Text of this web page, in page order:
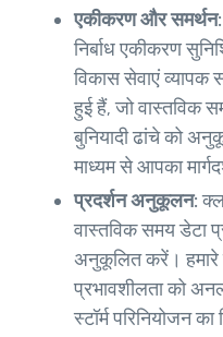
एकीकरण और
निर्बाध एकीकरण
विकास सेवाएं
हुई हैं, जो वास्तविक
बुनियादी ढांचे को
माध्यम से आपका
प्रदर्शन अनुकूलन:
वास्तविक समय डेटा
अनुकूलित करें। हमारे
प्रभावशीलता को
स्टॉर्म परिनियोजन